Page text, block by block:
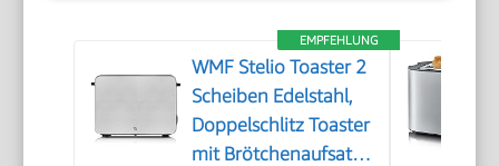
EMPFEHLUNG
WMF Stelio Toaster 2
Scheiben Edelstahl,
Doppelschlitz Toaster
mit Brötchenaufsatz,